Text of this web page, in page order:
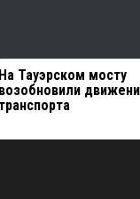
На Тауэрском мосту
возобновили
транспорта